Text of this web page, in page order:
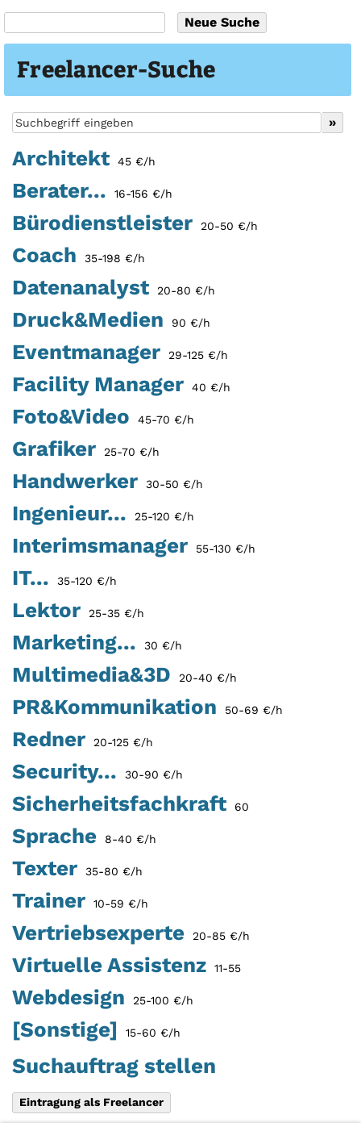
Freelancer-Suche
Architekt 45 €/h
Berater... 16-156 €/h
Bürodienstleister 20-50 €/h
Coach 35-198 €/h
Datenanalyst 20-80 €/h
Druck&Medien 90 €/h
Eventmanager 29-125 €/h
Facility Manager 40 €/h
Foto&Video 45-70 €/h
Grafiker 25-70 €/h
Handwerker 30-50 €/h
Ingenieur... 25-120 €/h
Interimsmanager 55-130 €/h
IT... 35-120 €/h
Lektor 25-35 €/h
Marketing... 30 €/h
Multimedia&3D 20-40 €/h
PR&Kommunikation 50-69 €/h
Redner 20-125 €/h
Security... 30-90 €/h
Sicherheitsfachkraft 60
Sprache 8-40 €/h
Texter 35-80 €/h
Trainer 10-59 €/h
Vertriebsexperte 20-85 €/h
Virtuelle Assistenz 11-55
Webdesign 25-100 €/h
[Sonstige] 15-60 €/h
Suchauftrag stellen
Eintragung als Freelancer